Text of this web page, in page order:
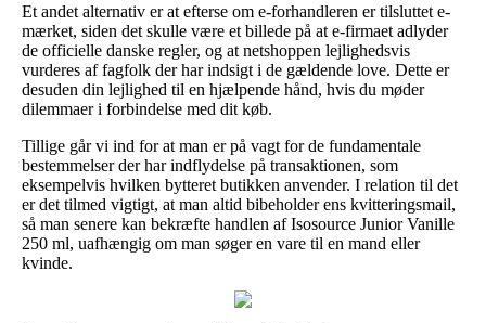
Et andet alternativ er at efterse om e-forhandleren er tilsluttet e-
mærket, siden det skulle være et billede på at e-firmaet adlyder
de officielle danske regler, og at netshoppen lejlighedsvis
vurderes af fagfolk der har indsigt i de gældende love. Dette er
desuden din lejlighed til en hjælpende hånd, hvis du møder
dilemmaer i forbindelse med dit køb.
Tillige går vi ind for at man er på vagt for de fundamentale
bestemmelser der har indflydelse på transaktionen, som
eksempelvis hvilken bytteret butikken anvender. I relation til det
er det tilmed vigtigt, at man altid bibeholder ens kvitteringsmail,
så man senere kan bekræfte handlen af Isosource Junior Vanille
250 ml, uafhængig om man søger en vare til en mand eller
kvinde.